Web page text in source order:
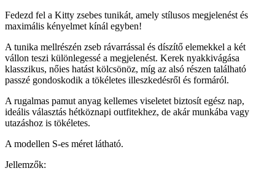
Fedezd fel a Kitty zsebes tunikát, amely stílusos megjelenést és
maximális kényelmet kínál egyben!
A tunika mellrészén zseb rávarrással és díszítő elemekkel a két
vállon teszi különlegessé a megjelenést. Kerek nyakkivágása
klasszikus, nőies hatást kölcsönöz, míg az alsó részen található
passzé gondoskodik a tökéletes illeszkedésről és formáról.
A rugalmas pamut anyag kellemes viseletet biztosít egész nap,
ideális választás hétköznapi outfitekhez, de akár munkába vagy
utazáshoz is tökéletes.
A modellen S-es méret látható.
Jellemzők: